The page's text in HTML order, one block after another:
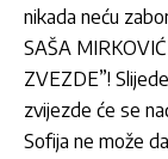
nikada neću
SAŠA
ZVEZDE”!
zvijezde će se
Sofija ne može